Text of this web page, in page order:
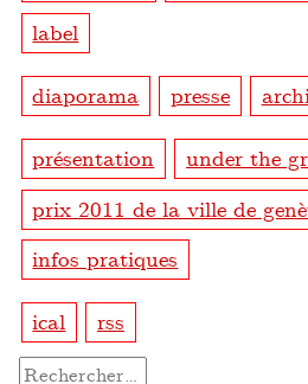
label
diaporama presse
présentation
under the
prix 2011 de la ville de
infos pratiques
ical rss
Rechercher :